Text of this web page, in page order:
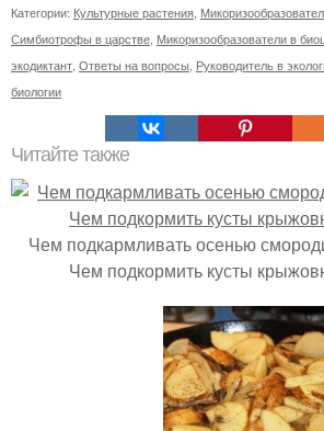
Категории: Культурные растения
Симбиотрофы в царстве Микоризообразователи в
экодиктант Ответы на вопросы Руководитель в
биологии
Читайте также
Чем подкармливать осенью
Чем подкормить кусты